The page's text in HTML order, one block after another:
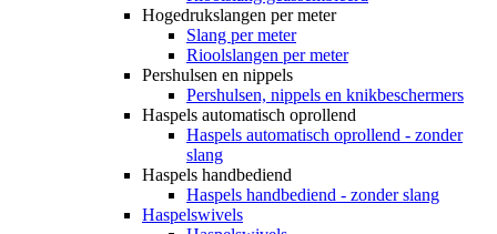
Hogedrukslangen per meter
Slang per meter
Rioolslangen per meter
Pershulsen en nippels
Pershulsen, nippels en knikbeschermers
Haspels automatisch oprollend
Haspels automatisch oprollend - zonder
slang
Haspels handbediend
Haspels handbediend - zonder slang
Haspelswivels